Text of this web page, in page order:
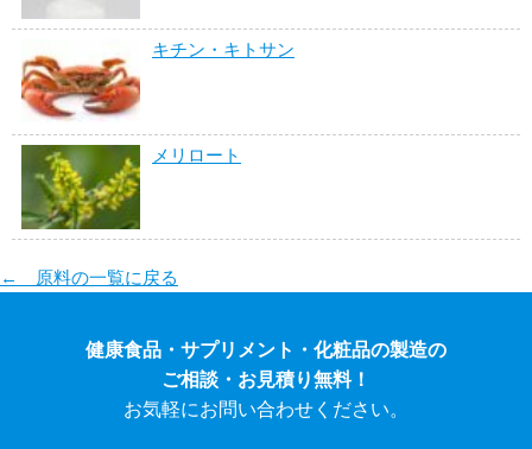
キチン・キトサン
メリロート
← 原料の一覧に戻る
健康食品・サプリメント・化粧品の製造の
ご相談・お見積り無料！
お気軽にお問い合わせください。